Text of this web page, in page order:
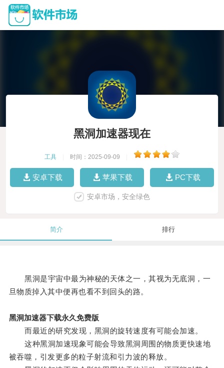
黑洞加速器现在
工具 时间：2025-09-09
安卓下载 苹果下载 PC下载
安卓市场，安全绿色
简介 排行
黑洞是宇宙中最为神秘的天体之一，其视为无底洞，一
旦物质掉入其中便再也看不到回头的路。
黑洞加速器下载永久免费版
而最近的研究发现，黑洞的旋转速度有可能会加速。
这种黑洞加速现象可能会导致黑洞周围的物质更快速地
被吞噬，引发更多的粒子射流和引力波的释放。